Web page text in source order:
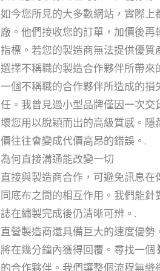
如今您所見的大多數網站，實際
廠。他們接收您的訂單，加價後
指標。若您的製造商無法提供優
選擇不稱職的製造合作夥伴所帶來
一個不稱職的合作夥伴所造成的
任。我曾見過小型品牌僅因一次交
壞您用以脫穎而出的高級質感。
價往往會變成代價高昂的錯誤。.
為何直接溝通能改變一切
直接與製造商合作，可避免訊息
同底布之間的相互作用。我們能
誌在繡製完成後仍清晰可辨。.
直營製造商還具備巨大的速度優
將在幾分鐘內獲得回覆。尋找一個
的合作夥伴。我們讓整個流程無